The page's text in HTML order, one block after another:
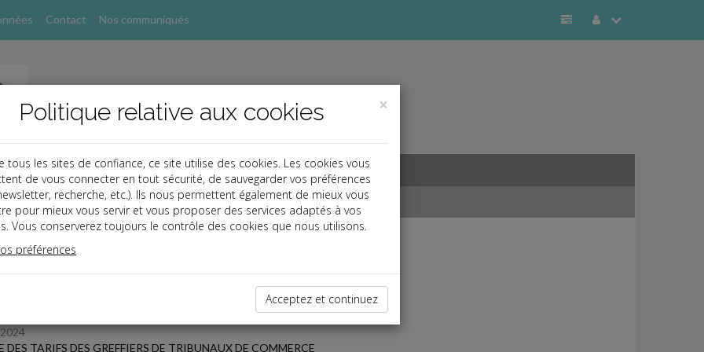
Contact Nos communiqués
dernières dépêches
DES TARIFS DES GREFFIERS DE TRIBUNAUX DE COMMERCE
×
Politique relative aux cookies
tous les sites de confiance, ce site utilise des cookies. Les cookies vous
de vous connecter en tout sécurité, de sauvegarder vos préférences
recherche, etc.). Ils nous permettent également de mieux vous
pour mieux vous servir et vous proposer des services adaptés à vos
Vous conserverez toujours le contrôle des cookies que nous utilisons.
préférences
Acceptez et continuez